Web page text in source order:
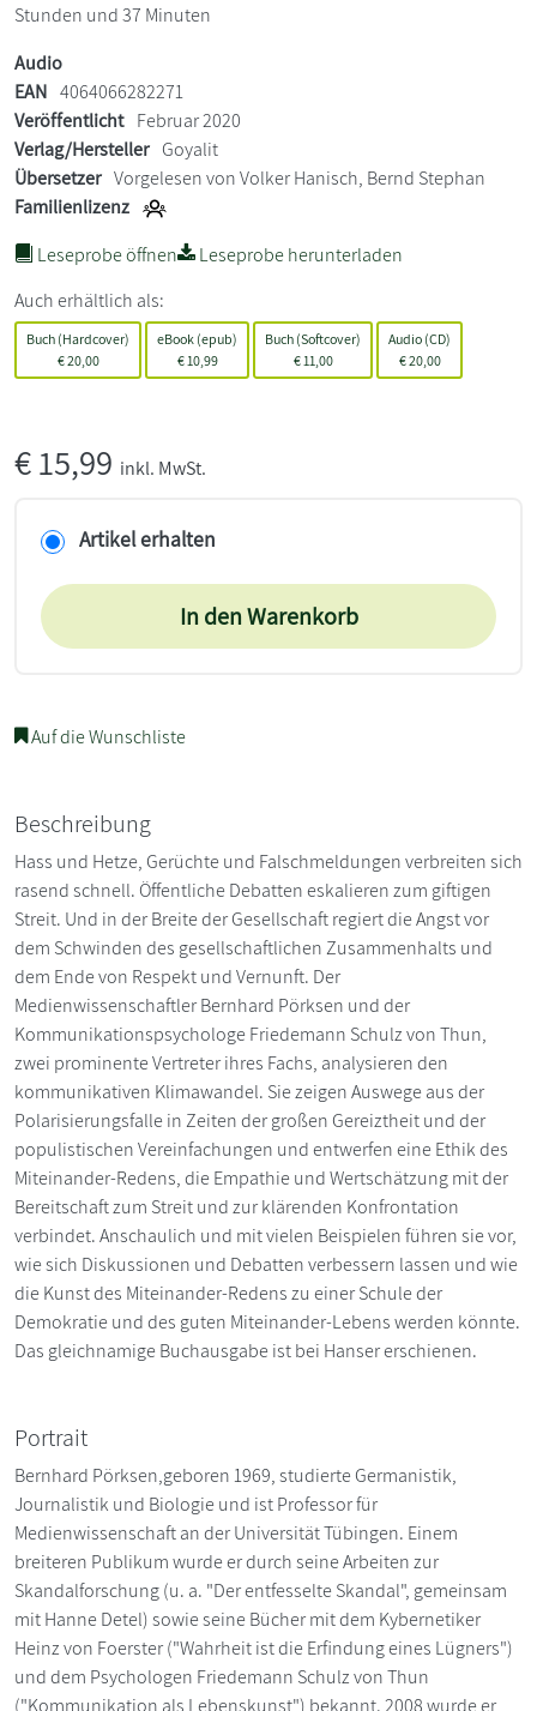
Stunden und 37 Minuten
Audio
EAN 4064066282271
Veröffentlicht Februar 2020
Verlag/Hersteller Goyalit
Übersetzer Vorgelesen von Volker Hanisch, Bernd Stephan
Familienlizenz
Leseprobe öffnen
Leseprobe herunterladen
Auch erhältlich als:
Buch (Hardcover)
€20,00
eBook (epub)
€10,99
Buch (Softcover)
€11,00
Audio (CD)
€20,00
€15,99 inkl. MwSt.
Artikel erhalten
In den Warenkorb
Auf die Wunschliste
Beschreibung
Hass und Hetze, Gerüchte und Falschmeldungen verbreiten sich
rasend schnell. Öffentliche Debatten eskalieren zum giftigen
Streit. Und in der Breite der Gesellschaft regiert die Angst vor
dem Schwinden des gesellschaftlichen Zusammenhalts und
dem Ende von Respekt und Vernunft. Der
Medienwissenschaftler Bernhard Pörksen und der
Kommunikationspsychologe Friedemann Schulz von Thun,
zwei prominente Vertreter ihres Fachs, analysieren den
kommunikativen Klimawandel. Sie zeigen Auswege aus der
Polarisierungsfalle in Zeiten der großen Gereiztheit und der
populistischen Vereinfachungen und entwerfen eine Ethik des
Miteinander-Redens, die Empathie und Wertschätzung mit der
Bereitschaft zum Streit und zur klärenden Konfrontation
verbindet. Anschaulich und mit vielen Beispielen führen sie vor,
wie sich Diskussionen und Debatten verbessern lassen und wie
die Kunst des Miteinander-Redens zu einer Schule der
Demokratie und des guten Miteinander-Lebens werden könnte.
Das gleichnamige Buchausgabe ist bei Hanser erschienen.
Portrait
Bernhard Pörksen,geboren 1969, studierte Germanistik,
Journalistik und Biologie und ist Professor für
Medienwissenschaft an der Universität Tübingen. Einem
breiteren Publikum wurde er durch seine Arbeiten zur
Skandalforschung (u. a. "Der entfesselte Skandal", gemeinsam
mit Hanne Detel) sowie seine Bücher mit dem Kybernetiker
Heinz von Foerster ("Wahrheit ist die Erfindung eines Lügners")
und dem Psychologen Friedemann Schulz von Thun
("Kommunikation als Lebenskunst") bekannt. 2008 wurde er